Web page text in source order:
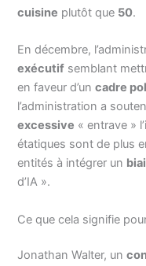
cuisine plutôt que 50.
En décembre,
exécutif semblant
en faveur d’uncadre
l’administration a
excessive « entrave »
étatiques sont de plus
entités à intégrer un
d’IA ».
Ce que cela signifie
Jonathan Walter, un